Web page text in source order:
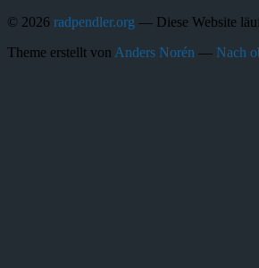
© 2026 radpendler.org — Diese Website
Theme erstellt von Anders Norén — Nach